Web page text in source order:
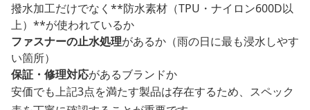
撥水加工だけでなく**防水素材（TPU・ナイロン600D以
上）**が使われているか
ファスナーの止水処理があるか（雨の日に最も浸水しやす
い箇所）
保証・修理対応があるブランドか
安価でも上記3点を満たす製品は存在するため、スペック